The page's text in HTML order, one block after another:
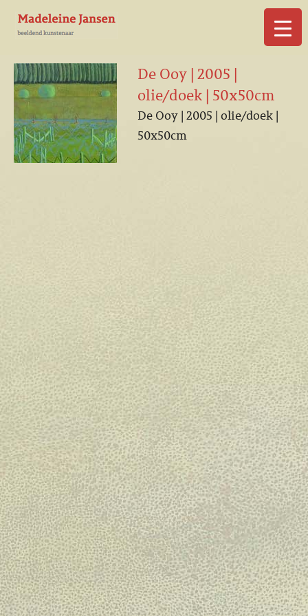
De Ooy | 2005 |
olie/doek | 50x50cm
De Ooy | 2005 | olie/doek |
50x50cm
▼